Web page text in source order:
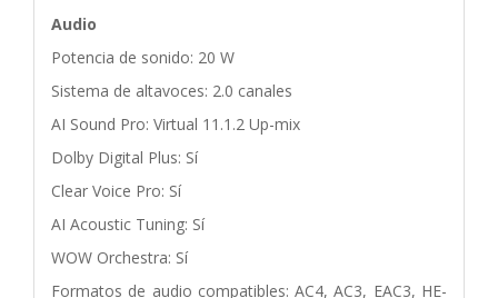
Audio
Potencia de sonido: 20 W
Sistema de altavoces: 2.0 canales
AI Sound Pro: Virtual 11.1.2 Up-mix
Dolby Digital Plus: Sí
Clear Voice Pro: Sí
AI Acoustic Tuning: Sí
WOW Orchestra: Sí
Formatos de audio compatibles: AC4, AC3, EAC3, HE-